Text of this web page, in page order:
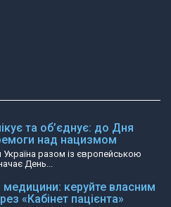
та об’єднує: до Дня
над нацизмом
разом із європейською
День...
медицини: керуйте власним
«Кабінет пацієнта»